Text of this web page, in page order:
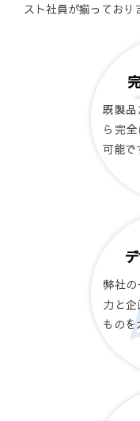
スト社員が揃っており
既製
ら完
可能で
弊社
力と
ものを